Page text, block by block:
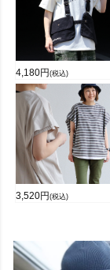
4,180円(税込)
3,520円(税込)